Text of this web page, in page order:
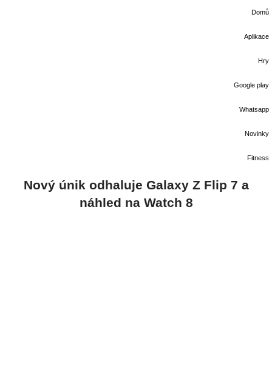
Domů
Aplikace
Hry
Google play
Whatsapp
Novinky
Fitness
Nový únik odhaluje Galaxy Z Flip 7 a
náhled na Watch 8